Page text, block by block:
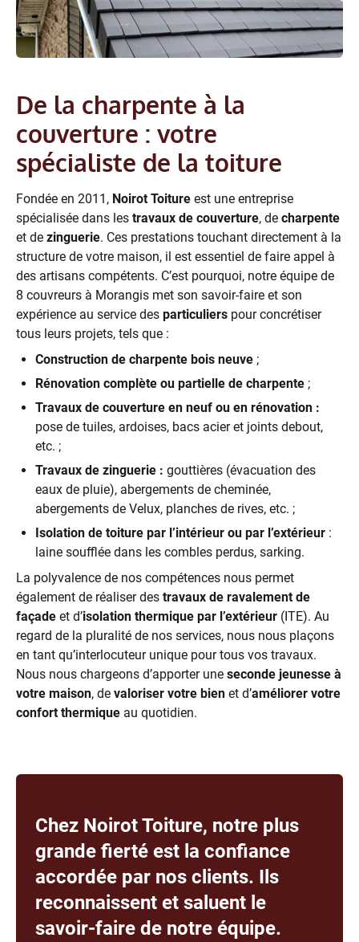
De la charpente à la
couverture : votre
spécialiste de la toiture
Fondée en 2011, Noirot Toiture est une entreprise
spécialisée dans les travaux de couverture, de charpente
et de zinguerie. Ces prestations touchant directement à la
structure de votre maison, il est essentiel de faire appel à
des artisans compétents. C’est pourquoi, notre équipe de
8 couvreurs à Morangis met son savoir-faire et son
expérience au service des particuliers pour concrétiser
tous leurs projets, tels que :
Construction de charpente bois neuve ;
Rénovation complète ou partielle de charpente ;
Travaux de couverture en neuf ou en rénovation :
pose de tuiles, ardoises, bacs acier et joints debout,
etc. ;
Travaux de zinguerie : gouttières (évacuation des
eaux de pluie), abergements de cheminée,
abergements de Velux, planches de rives, etc. ;
Isolation de toiture par l’intérieur ou par l’extérieur :
laine soufflée dans les combles perdus, sarking.
La polyvalence de nos compétences nous permet
également de réaliser des travaux de ravalement de
façade et d’isolation thermique par l’extérieur (ITE). Au
regard de la pluralité de nos services, nous nous plaçons
en tant qu’interlocuteur unique pour tous vos travaux.
Nous nous chargeons d’apporter une seconde jeunesse à
votre maison, de valoriser votre bien et d’améliorer votre
confort thermique au quotidien.
Chez Noirot Toiture, notre plus
grande fierté est la confiance
accordée par nos clients. Ils
reconnaissent et saluent le
savoir-faire de notre équipe.